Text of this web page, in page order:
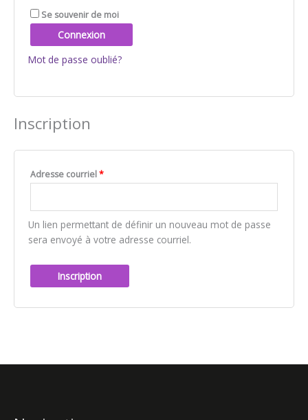
Se souvenir de moi
Connexion
Mot de passe oublié?
Inscription
Adresse courriel*
Un lien permettant de définir un nouveau mot de passe
sera envoyé à votre adresse courriel.
Inscription